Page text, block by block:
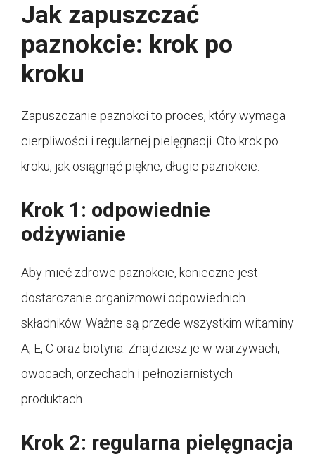
Jak zapuszczać
paznokcie: krok po
kroku
Zapuszczanie paznokci to proces, który wymaga
cierpliwości i regularnej pielęgnacji. Oto krok po
kroku, jak osiągnąć piękne, długie paznokcie:
Krok 1: odpowiednie
odżywianie
Aby mieć zdrowe paznokcie, konieczne jest
dostarczanie organizmowi odpowiednich
składników. Ważne są przede wszystkim witaminy
A, E, C oraz biotyna. Znajdziesz je w warzywach,
owocach, orzechach i pełnoziarnistych
produktach.
Krok 2: regularna pielęgnacja